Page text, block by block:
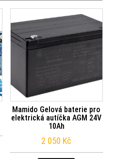
Mamido Gelová baterie pro
elektrická autíčka AGM 24V
10Ah
2 050 Kč